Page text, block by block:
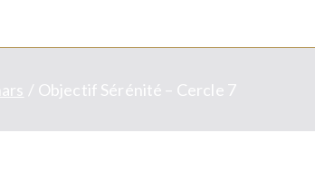
Objectif Sérénité – Cercle 7